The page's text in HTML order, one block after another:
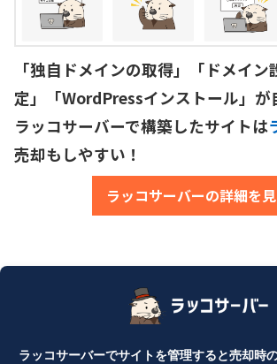
「独自ドメインの取得」「ドメイン
定」「WordPressインストール」が
ラッコサーバーで構築したサイトは
売却もしやすい！
ラッコサーバーの詳細を
ラッコサーバーでサイトを管理すると売却時